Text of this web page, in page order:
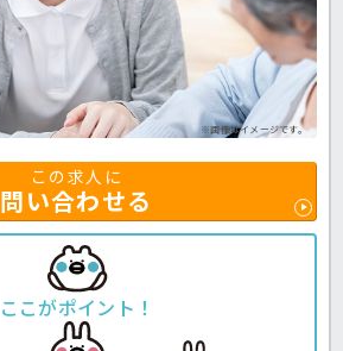
※画像はイメージです。
この求人に
問い合わせる
ここがポイント！